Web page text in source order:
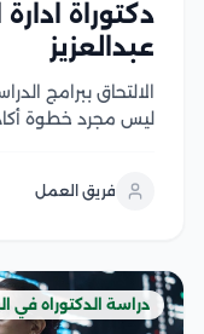
دكتوراة
عبدالعزيز
الالتحاق ببرامج
ليس مجرد خطوة
متطورة وداعمة،
فريق العمل
دراسة الدكتوراه في